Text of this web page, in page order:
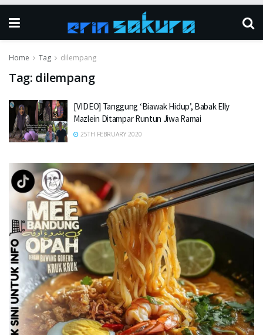
Home Tag dilempang
Tag: dilempang
[VIDEO] Tanggung ‘Biawak Hidup’, Babak Elly
Mazlein Ditampar Runtun Jiwa Ramai
25TH FEBRUARY 2020